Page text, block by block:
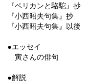
『ペリカンと駱駝』抄
『小西昭夫句集』抄
『小西昭夫句集』以後
●エッセイ
寅さんの俳句
●解説